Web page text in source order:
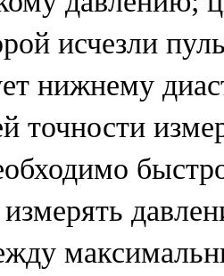
исчезли
нижнему
точности